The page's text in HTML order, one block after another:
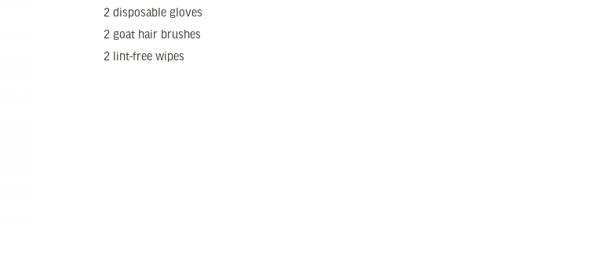
2 disposable gloves
2 goat hair brushes
2 lint-free wipes